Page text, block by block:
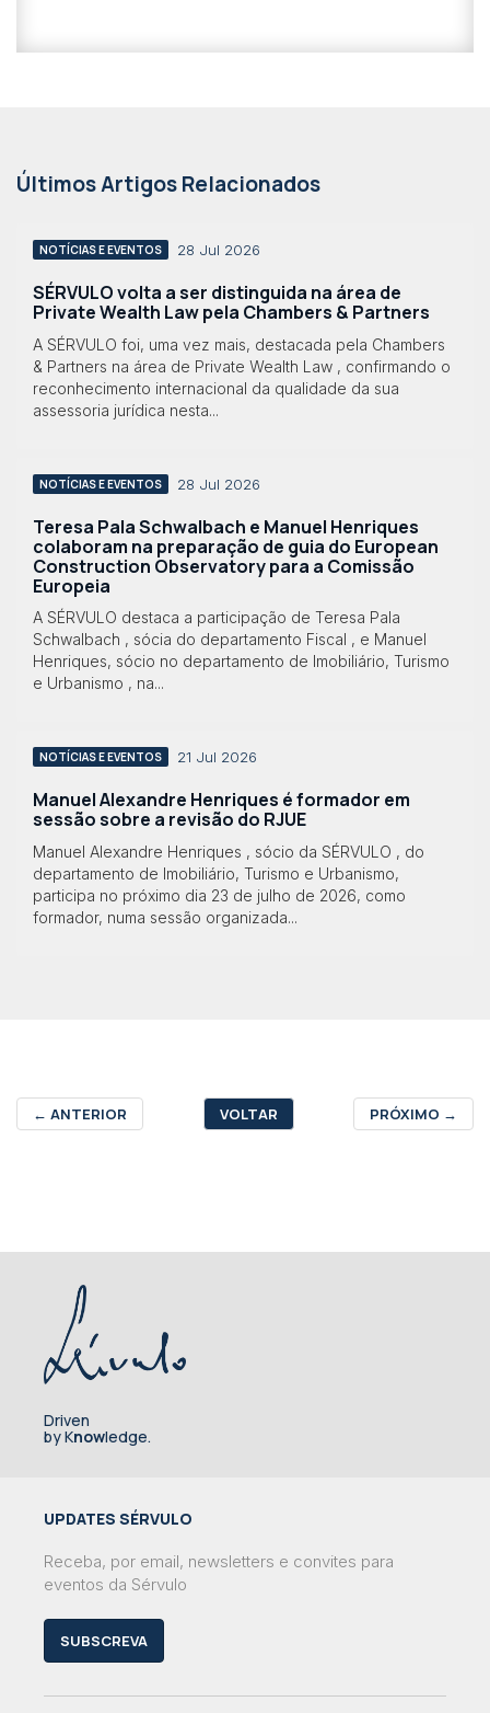
Últimos Artigos Relacionados
NOTÍCIAS E EVENTOS 28 Jul 2026
SÉRVULO volta a ser distinguida na área de
Private Wealth Law pela Chambers & Partners
A SÉRVULO foi, uma vez mais, destacada pela Chambers
& Partners na área de Private Wealth Law , confirmando o
reconhecimento internacional da qualidade da sua
assessoria jurídica nesta...
NOTÍCIAS E EVENTOS 28 Jul 2026
Teresa Pala Schwalbach e Manuel Henriques
colaboram na preparação de guia do European
Construction Observatory para a Comissão
Europeia
A SÉRVULO destaca a participação de Teresa Pala
Schwalbach , sócia do departamento Fiscal , e Manuel
Henriques, sócio no departamento de Imobiliário, Turismo
e Urbanismo , na...
NOTÍCIAS E EVENTOS 21 Jul 2026
Manuel Alexandre Henriques é formador em
sessão sobre a revisão do RJUE
Manuel Alexandre Henriques , sócio da SÉRVULO , do
departamento de Imobiliário, Turismo e Urbanismo,
participa no próximo dia 23 de julho de 2026, como
formador, numa sessão organizada...
← ANTERIOR VOLTAR PRÓXIMO →
Driven
by Knowledge.
UPDATES SÉRVULO
Receba, por email, newsletters e convites para
eventos da Sérvulo
SUBSCREVA